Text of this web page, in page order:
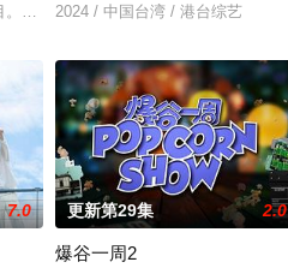
由陈嘉桦、周汤豪、谢坤达（担任星
2024 / 中国台湾 / 港台综艺
7.0 更新第29集 2.0
爆谷一周2